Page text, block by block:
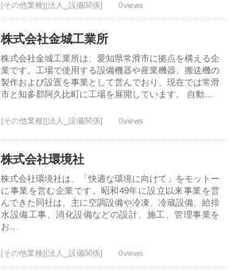
[その他業種][法人_設備関係] 0views
株式会社金城工業所
株式会社金城工業所は、愛知県常滑市に拠点を構える企
業です。工場で使用する設備機器や産業機器、搬送機の
製作および設置を事業として営んでおり、現在では常滑
市と知多郡阿久比町に工場を展開しています。 自動…
[その他業種][法人_設備関係] 0views
株式会社環境社
株式会社環境社は、「快適な環境に向けて」をモットー
に事業を営む企業です。昭和49年に設立以来事業を営
んできた同社は、主に空調設備や冷凍、冷蔵設備、給排
水設備工事、消化設備などの設計、施工、管理事業を
お…
[その他業種][法人_設備関係] 0views